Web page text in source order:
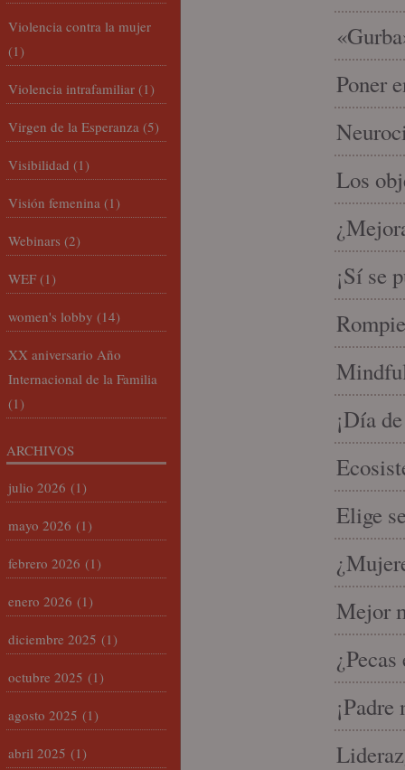
Poner
Los
¡Sí se
¡Día
Elige
Mejor
Violencia contra la mujer
(1)
Violencia intrafamiliar (1)
Virgen de la Esperanza (5)
Visibilidad (1)
Visión femenina (1)
Webinars (2)
WEF (1)
women's lobby (14)
XX aniversario Año
Internacional de la Familia
(1)
ARCHIVOS
julio 2026 (1)
mayo 2026 (1)
febrero 2026 (1)
enero 2026 (1)
diciembre 2025 (1)
octubre 2025 (1)
agosto 2025 (1)
abril 2025 (1)